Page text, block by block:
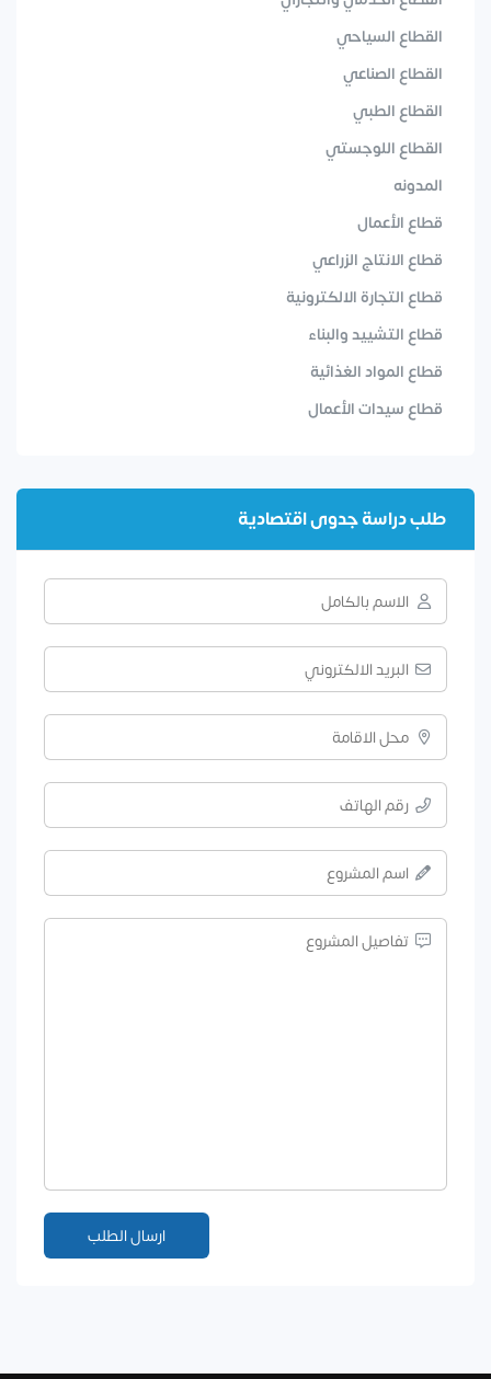
القطاع السياحي
القطاع الصناعي
القطاع الطبي
القطاع اللوجستي
المدونه
قطاع الأعمال
قطاع الانتاج الزراعي
قطاع التجارة الالكترونية
قطاع التشييد والبناء
قطاع المواد الغذائية
قطاع سيدات الأعمال
طلب دراسة جدوى اقتصادية